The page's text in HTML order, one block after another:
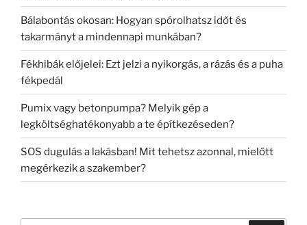
Bálabontás okosan: Hogyan spórolhatsz időt és
takarmányt a mindennapi munkában?
Fékhibák előjelei: Ezt jelzi a nyikorgás, a rázás és a puha
fékpedál
Pumix vagy betonpumpa? Melyik gép a
legköltséghatékonyabb a te építkezéseden?
SOS dugulás a lakásban! Mit tehetsz azonnal, mielőtt
megérkezik a szakember?